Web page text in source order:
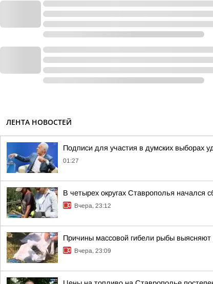
ЛЕНТА НОВОСТЕЙ
Подписи для участия в думских выборах
01:27
В четырех округах Ставрополья начался
Вчера, 23:12
Причины массовой гибели рыбы
Вчера, 23:09